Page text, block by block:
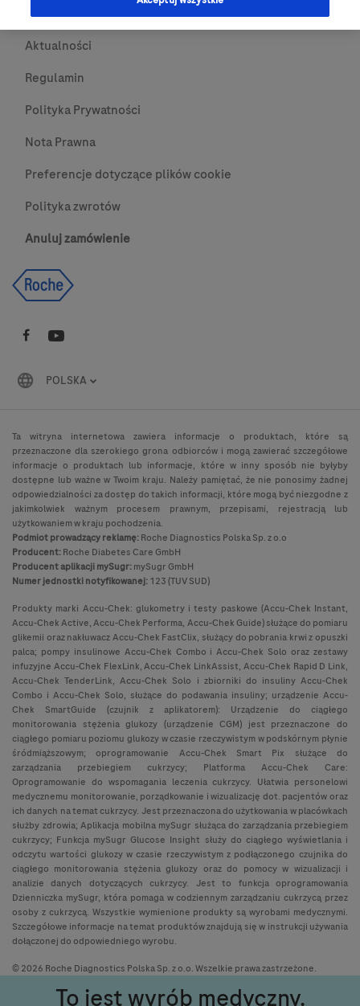
O nas
Aktualności
Regulamin
Polityka Prywatności
Nota Prawna
Preferencje dotyczące plików cookie
Polityka zwrotów
Anuluj zamówienie
POLSKA
Ta witryna internetowa zawiera informacje o produktach, które są
przeznaczone dla szerokiego grona odbiorców i mogą zawierać szczegółowe
informacje o produktach lub informacje, które w inny sposób nie byłyby
dostępne lub ważne w Twoim kraju. Należy pamiętać, że nie ponosimy żadnej
odpowiedzialności za dostęp do takich informacji, które mogą być niezgodne z
jakimkolwiek ważnym procesem prawnym, przepisami, rejestracją lub
użytkowaniem w kraju pochodzenia.
Podmiot prowadzący reklamę:Roche Diagnostics Polska Sp. z o.o
Producent:Roche Diabetes Care GmbH
Producent aplikacji mySugr:mySugr GmbH
Numer jednostki notyfikowanej:123 (TUV SUD)
Produkty marki Accu-Chek: glukometry i testy paskowe (Accu-Chek Instant,
Accu-Chek Active, Accu-Chek Performa, Accu-Chek Guide) służące do pomiaru
glikemii oraz nakłuwacz Accu-Chek FastClix, służący do pobrania krwi z opuszki
palca; pompy insulinowe Accu-Chek Combo i Accu-Chek Solo oraz zestawy
infuzyjne Accu-Chek FlexLink, Accu-Chek LinkAssist, Accu-Chek Rapid D Link,
Accu-Chek TenderLink, Accu-Chek Solo i zbiorniki do insuliny Accu-Chek
Combo i Accu-Chek Solo, służące do podawania insuliny; urządzenie Accu-
Chek SmartGuide (czujnik z aplikatorem): Urządzenie do ciągłego
monitorowania stężenia glukozy (urządzenie CGM) jest przeznaczone do
ciągłego pomiaru poziomu glukozy w czasie rzeczywistym w podskórnym płynie
śródmiąższowym; oprogramowanie Accu-Chek Smart Pix służące do
zarządzania przebiegiem cukrzycy; Platforma Accu-Chek Care:
Oprogramowanie do wspomagania leczenia cukrzycy. Ułatwia personelowi
medycznemu monitorowanie, porządkowanie i wizualizację dot. pacjentów oraz
ich danych na temat cukrzycy. Jest przeznaczona do użytkowania w placówkach
służby zdrowia; Aplikacja mobilna mySugr służąca do zarządzania przebiegiem
cukrzycy; Funkcja mySugr Glucose Insight służy do ciągłego wyświetlania i
odczytu wartości glukozy w czasie rzeczywistym z podłączonego czujnika do
ciągłego monitorowania stężenia glukozy oraz do pomocy w wizualizacji i
analizie danych dotyczących cukrzycy. Jest to funkcja oprogramowania
Dzienniczka mySugr, która pomaga w codziennym zarządzaniu cukrzycą przez
osoby z cukrzycą. Wszystkie wymienione produkty są wyrobami medycznymi.
Szczegółowe informacje na temat produktów znajdują się w instrukcji używania
dołączonej do odpowiedniego wyrobu.
© 2026 Roche Diagnostics Polska Sp. z o.o. Wszelkie prawa zastrzeżone.
To jest wyrób medyczny.